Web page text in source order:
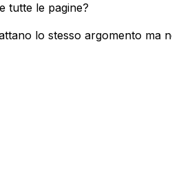
tutte le pagine?
lo stesso argomento ma